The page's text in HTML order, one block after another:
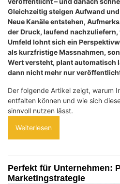
Gleichzeitig steigen Aufwand
Neue Kanäle entstehen,
der Druck, laufend nachzuliefern,
Umfeld lohnt sich ein
als kurzfristige Massnahmen,
Wert versteht, plant automatisch
dann nicht mehr nur
Der folgende Artikel zeigt, warum
entfalten können und wie sich
sinnvoll nutzen lässt.
Weiterlesen
Perfekt für Unternehmen:
Marketingstrategie